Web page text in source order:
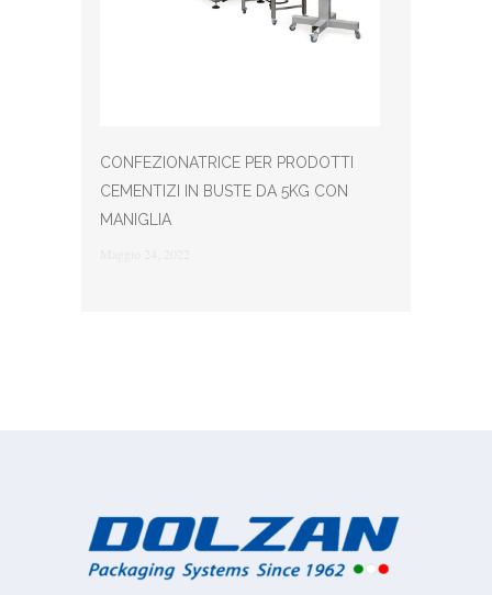
CONFEZIONATRICE PER PRODOTTI
CEMENTIZI IN BUSTE DA 5KG CON
MANIGLIA